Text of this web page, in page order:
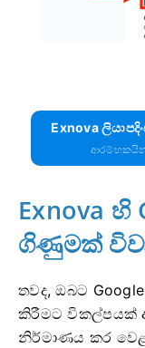
Exnova
ආරම්භකයින්
Exnova හි
ගිණුමක්
තවද, ඔබට
කිරීමට විකල්පයක්
නිර්මාණය කර